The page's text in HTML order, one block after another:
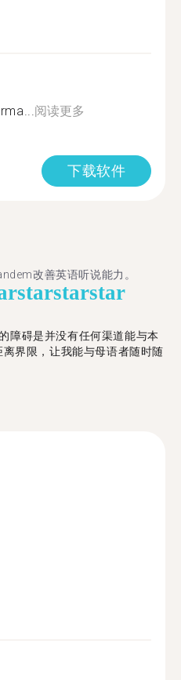
阅读更多
下载软件
改善英语听说能力。
starstarstar
障碍是并没有任何渠道能与本
界限，让我能与母语者随时随